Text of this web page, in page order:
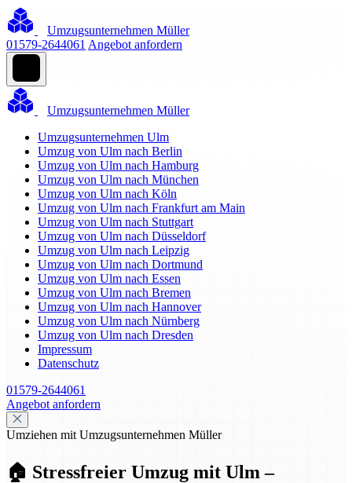
Umzugsunternehmen Müller
01579-2644061 Angebot anfordern
Umzugsunternehmen Müller
Umzugsunternehmen Ulm
Umzug von Ulm nach Berlin
Umzug von Ulm nach Hamburg
Umzug von Ulm nach München
Umzug von Ulm nach Köln
Umzug von Ulm nach Frankfurt am Main
Umzug von Ulm nach Stuttgart
Umzug von Ulm nach Düsseldorf
Umzug von Ulm nach Leipzig
Umzug von Ulm nach Dortmund
Umzug von Ulm nach Essen
Umzug von Ulm nach Bremen
Umzug von Ulm nach Hannover
Umzug von Ulm nach Nürnberg
Umzug von Ulm nach Dresden
Impressum
Datenschutz
01579-2644061
Angebot anfordern
Umziehen mit Umzugsunternehmen Müller
🏠 Stressfreier Umzug mit Ulm –